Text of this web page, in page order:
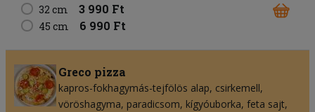
32 cm 3 990 Ft
45 cm 6 990 Ft
Greco pizza
kapros-fokhagymás-tejfölös alap csirkemell
vöröshagyma paradicsom kígyóuborka feta sajt